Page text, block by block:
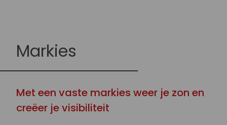
Markies
Met een vaste markies weer je zon en
creëer je visibiliteit